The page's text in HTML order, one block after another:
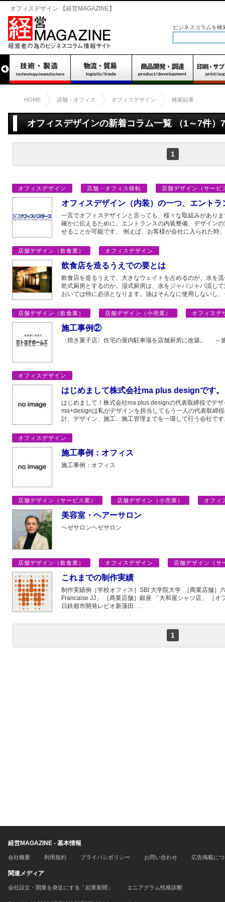
オフィスデザイン 【経営MAGAZINE】
ビジネスコラムを検
HOME 店舗・オフィス オフィスデザイン 検索結果
オフィスデザインの新着コラム一覧 （1～7件）
1
オフィスデザイン 店舗・オフィス移転 店舗デザイン（サービ
オフィスデザイン（内装）の一つ、エント
一言でオフィスデザインと言っても、様々な取組みがあり
確かに伝えるために、エントランスの内装整備、デザイン
せることが可能です。 例えば、お客様が会社に入られた時
店舗デザイン（飲食業） オフィスデザイン
飲食店を造るうえでの要とは
飲食店を造るうえで、大きなウェイトを占めるのが、水を
乾式厨房とするのか。湿式厨房は、水をジャバジャバ流し
おいては特に必須となります。油はそんなに使用しないし
店舗デザイン（飲食業） 店舗デザイン（小売業） オフィスデ
施工事例②
〈焼き菓子店〉住宅の屋内駐車場を店舗厨房に改築。
オフィスデザイン
はじめまして株式会社ma plus designです。
はじめまして！株式会社ma plus designの代表取締役でデ
ma+designは私がデザインを担当してもう一人の代表取締
計、デザイン、施工、施工管理までを一環して行う会社で
オフィスデザイン
施工事例：オフィス
施工事例：オフィス
店舗デザイン（サービス業） 店舗デザイン（小売業） オフィ
美容室・ヘアーサロン
ヘゼサロンヘゼサロン
店舗デザイン（飲食業） オフィスデザイン 店舗デザイン（サ
これまでの制作実績
制作実績例［学校オフィス］SBI 大学院大学 ［商業店舗］
Francaise JJ」 ［商業店舗］銀座 「大和屋シャツ店」 ［
日鉄都市開発レビオ新蒲田 …
1
経営MAGAZINE - 基本情報
会社概要 利用規約 プライバシポリシー お問い合わせ 広告掲載に
関連メディア
会社設立・開業を身近にする「起業新聞」 エニアグラム性格診断